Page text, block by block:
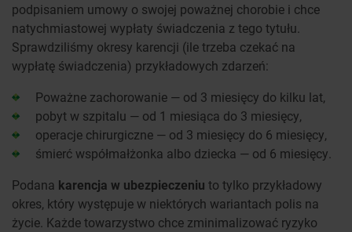
podpisaniem umowy o swojej poważnej chorobie i chce
natychmiastowej wypłaty świadczenia z tego tytułu.
Sprawdziliśmy okresy karencji (ile trzeba czekać na
wypłatę świadczenia) przykładowych zdarzeń:
Poważne zachorowanie — od 3 miesięcy do kilku lat,
pobyt w szpitalu — od 1 miesiąca do 3 miesięcy,
operacje chirurgiczne — od 3 miesięcy do 6 miesięcy,
śmierć współmałżonka albo dziecka — od 6 miesięcy.
Podana karencja w ubezpieczeniu to tylko przykładowy
okres, który występuje w niektórych wariantach polis na
życie. Każde towarzystwo chce zminimalizować ryzyko